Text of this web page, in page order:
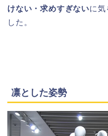
けない・求めすぎないに気
した。
凛とした姿勢